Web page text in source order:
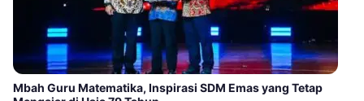
Mbah Guru Matematika, Inspirasi SDM Emas yang Tetap